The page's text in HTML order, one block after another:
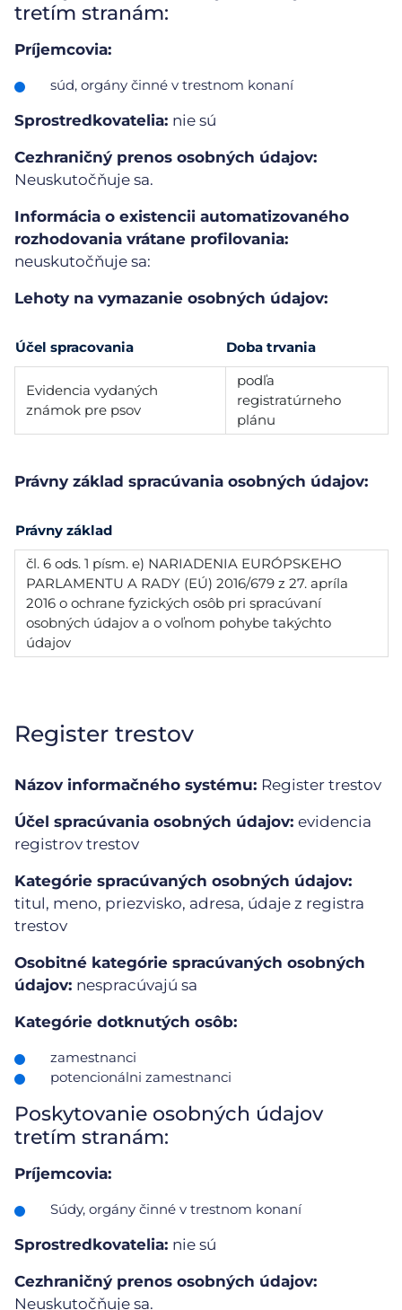
tretím stranám:
Príjemcovia:
súd, orgány činné v trestnom konaní
Sprostredkovatelia: nie sú
Cezhraničný prenos osobných údajov:
Neuskutočňuje sa.
Informácia o existencii automatizovaného
rozhodovania vrátane profilovania:
neuskutočňuje sa:
Lehoty na vymazanie osobných údajov:
Účel spracovania Doba trvania
Evidencia vydaných
známok pre psov
podľa
registratúrneho
plánu
Právny základ spracúvania osobných údajov:
Právny základ
čl. 6 ods. 1 písm. e) NARIADENIA EURÓPSKEHO
PARLAMENTU A RADY (EÚ) 2016/679 z 27. apríla
2016 o ochrane fyzických osôb pri spracúvaní
osobných údajov a o voľnom pohybe takýchto
údajov
Register trestov
Názov informačného systému: Register trestov
Účel spracúvania osobných údajov: evidencia
registrov trestov
Kategórie spracúvaných osobných údajov:
titul, meno, priezvisko, adresa, údaje z registra
trestov
Osobitné kategórie spracúvaných osobných
údajov: nespracúvajú sa
Kategórie dotknutých osôb:
zamestnanci
potencionálni zamestnanci
Poskytovanie osobných údajov
tretím stranám:
Príjemcovia:
Súdy, orgány činné v trestnom konaní
Sprostredkovatelia: nie sú
Cezhraničný prenos osobných údajov:
Neuskutočňuje sa.